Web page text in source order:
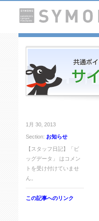
1月 30, 2013
Section: お知らせ
【スタッフ日記】「ビ
ッグデータ」 は コメン
トを受け付けていませ
ん。
この記事へのリンク